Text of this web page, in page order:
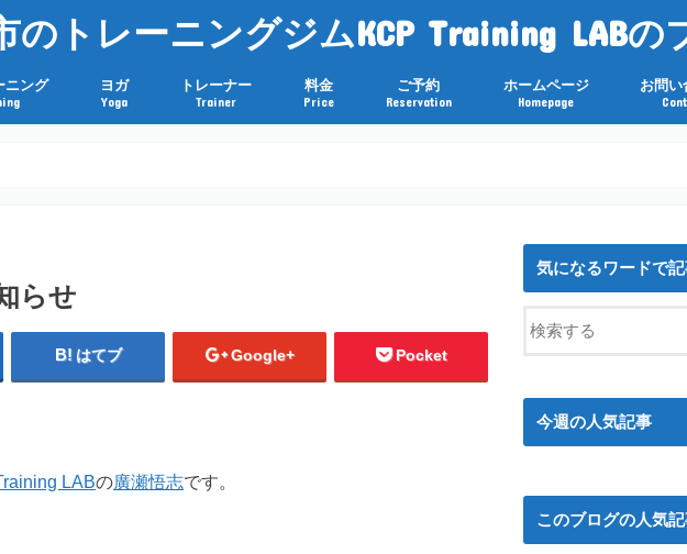
のトレーニングジムKCP Training LABの
ニング ヨガ
Yoga
トレーナー
Trainer
料金
Price
ご予約
Reservation
ホームページ
Homepage
お問い
らせ
はてブ Google+ Pocket
LABの廣瀬悟志です。
気になるワードで
今週の人気記事
このブログの人気